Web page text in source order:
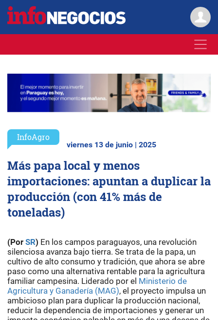
InfoAgro
viernes 13 de junio | 2025
Más papa local y menos
importaciones: apuntan a duplicar la
producción (con 41% más de
toneladas)
(Por SR) En los campos paraguayos, una revolución
silenciosa avanza bajo tierra. Se trata de la papa, un
cultivo de alto consumo y tradición, que ahora se abre
paso como una alternativa rentable para la agricultura
familiar campesina. Liderado por el Ministerio de
Agricultura y Ganadería (MAG), el proyecto impulsa un
ambicioso plan para duplicar la producción nacional,
reducir la dependencia de importaciones y generar un